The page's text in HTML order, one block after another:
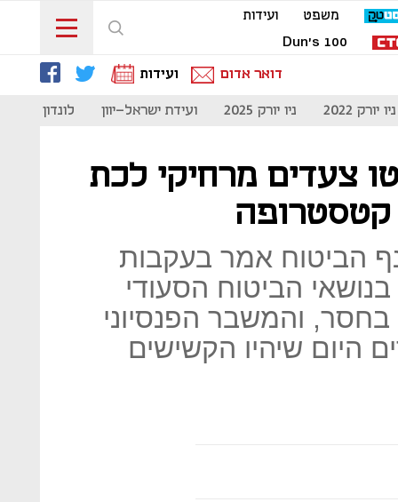
משפט
ועידות
Dun's 100
דואר אדום
ועידות
ניו יורק 2022 ניו יורק 2025 ועידת ישראל-יוון לונדון 2023
צעדים מרחיקי לכת
קטסטרופה
הביטוח אמר בעקבות
הביטוח הסעודי
בחסר, והמשבר הפנסיוני
היום שיהיו הקשישים